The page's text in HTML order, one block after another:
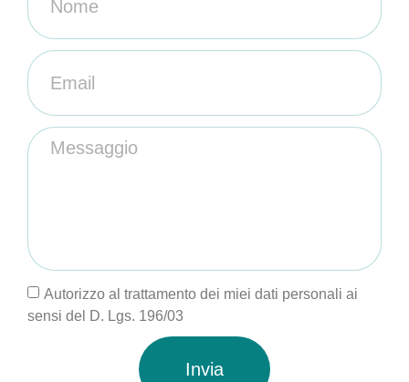
Autorizzo al trattamento dei miei dati personali ai
sensi del D. Lgs. 196/03
Invia